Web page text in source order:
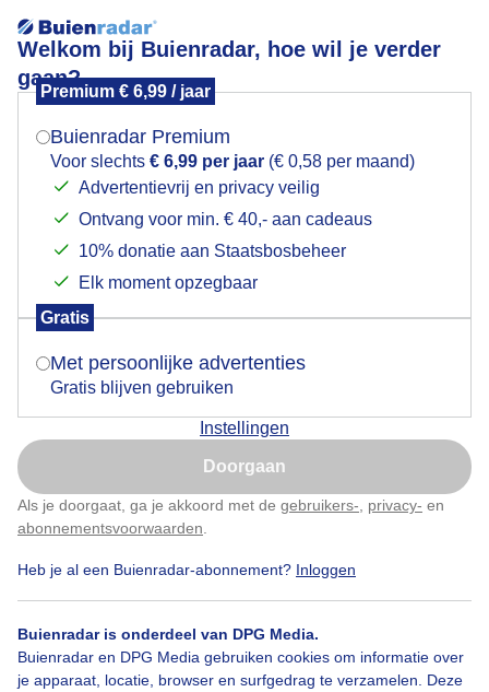
Welkom bij Buienradar, hoe wil je verder
gaan?
Premium € 6,99 / jaar
Buienradar Premium
Voor slechts € 6,99 per jaar (€ 0,58 per maand)
Advertentievrij en privacy veilig
Ontvang voor min. € 40,- aan cadeaus
10% donatie aan Staatsbosbeheer
Elk moment opzegbaar
Gratis
Met persoonlijke advertenties
Gratis blijven gebruiken
Instellingen
Doorgaan
Als je doorgaat, ga je akkoord met de gebruikers- privacy- en
abonnementsvoorwaarden
Heb je al een Buienradar-abonnement? Inloggen
Buienradar is onderdeel van DPG Media.
Buienradar en DPG Media gebruiken cookies om informatie over
je apparaat, locatie, browser en surfgedrag te verzamelen. Deze
ZONSONDERGANG
streepje Zonsondergang met bewolking
Door: Nellie Bartels
Bekijk slideshow
Mogen we je locatie gebruiken voor het
Indien je hier nog geen akkoord op hebt gegeven,
verschijnt er zo een pop-up uit je browser waarin
Is goed, toon de popup
Nu niet, misschien later
Klik hierom dit aan te passen